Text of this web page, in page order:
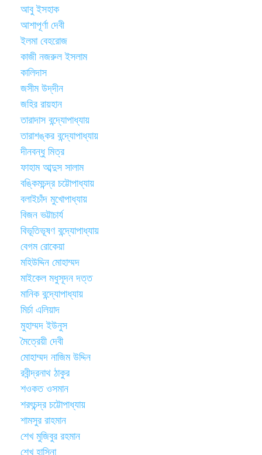
আবু ইসহাক
আশাপূর্ণা দেবী
ইলমা বেহরোজ
কাজী নজরুল ইসলাম
কালিদাস
জসীম উদ্‌দীন
জহির রায়হান
তারাদাস বন্দ্যোপাধ্যায়
তারাশঙ্কর বন্দ্যোপাধ্যায়
দীনবন্ধু মিত্র
ফাহাম আব্দুস সালাম
বঙ্কিমচন্দ্র চট্টোপাধ্যায়
বলাইচাঁদ মুখোপাধ্যায়
বিজন ভট্টাচার্য
বিভূতিভূষণ বন্দ্যোপাধ্যায়
বেগম রোকেয়া
মহিউদ্দিন মোহাম্মদ
মাইকেল মধুসূদন দত্ত
মানিক বন্দ্যোপাধ্যায়
মির্চা এলিয়াদ
মুহাম্মদ ইউনুস
মৈত্রেয়ী দেবী
মোহাম্মদ নাজিম উদ্দিন
রবীন্দ্রনাথ ঠাকুর
শওকত ওসমান
শরৎচন্দ্র চট্টোপাধ্যায়
শামসুর রাহমান
শেখ মুজিবুর রহমান
শেখ হাসিনা